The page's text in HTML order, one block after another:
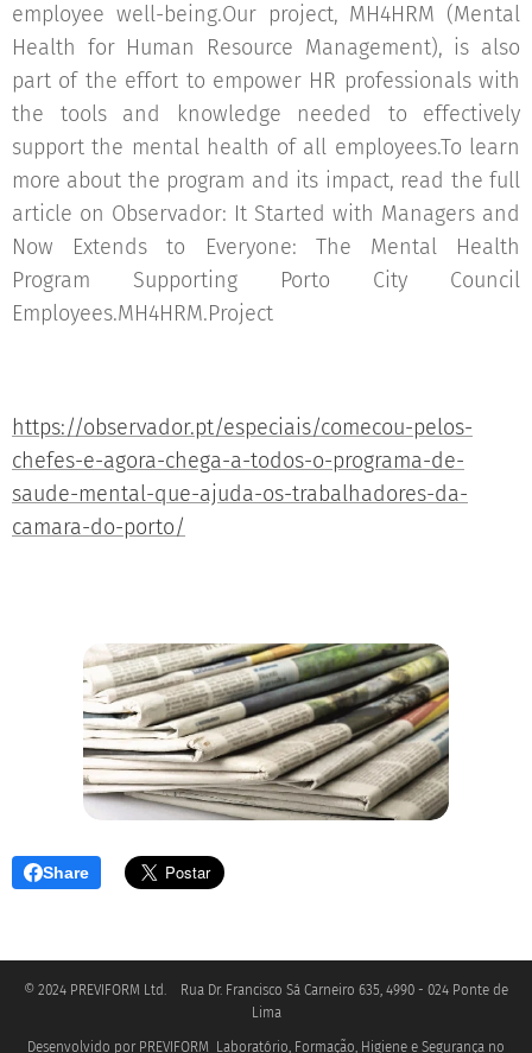
employee well-being.Our project, MH4HRM (Mental
Health for Human Resource Management), is also
part of the effort to empower HR professionals with
the tools and knowledge needed to effectively
support the mental health of all employees.To learn
more about the program and its impact, read the full
article on Observador: It Started with Managers and
Now Extends to Everyone: The Mental Health
Program Supporting Porto City Council
Employees.MH4HRM.Project
https://observador.pt/especiais/comecou-pelos-
chefes-e-agora-chega-a-todos-o-programa-de-
saude-mental-que-ajuda-os-trabalhadores-da-
camara-do-porto/
Share
© 2024 PREVIFORM Ltd. Rua Dr. Francisco Sá Carneiro 635, 4990 - 024 Ponte de
Lima
Desenvolvido por PREVIFORM_Laboratório, Formação, Higiene e Segurança no